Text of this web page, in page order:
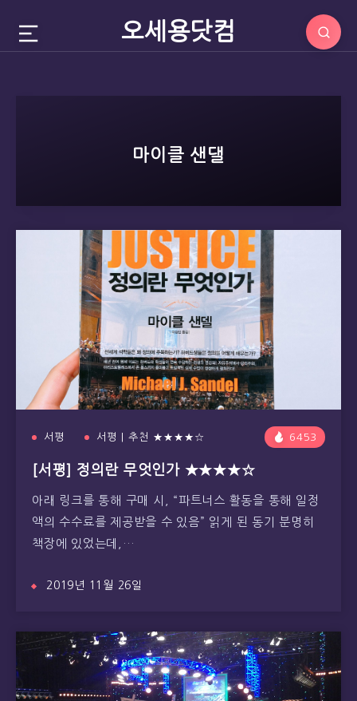
오세용닷컴
마이클 샌댈
서평 서평 | 추천 ★★★★☆ 6453
[서평] 정의란 무엇인가 ★★★★☆
아래 링크를 통해 구매 시, “파트너스 활동을 통해 일정
액의 수수료를 제공받을 수 있음” 읽게 된 동기 분명히
책장에 있었는데,…
2019년 11월 26일